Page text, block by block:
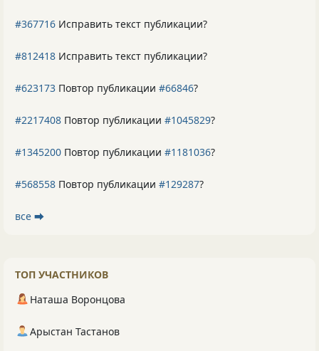
#367716 Исправить текст публикации?
#812418 Исправить текст публикации?
#623173 Повтор публикации #66846?
#2217408 Повтор публикации #1045829?
#1345200 Повтор публикации #1181036?
#568558 Повтор публикации #129287?
все ⮕
ТОП УЧАСТНИКОВ
Наташа Воронцова
Арыстан Тастанов